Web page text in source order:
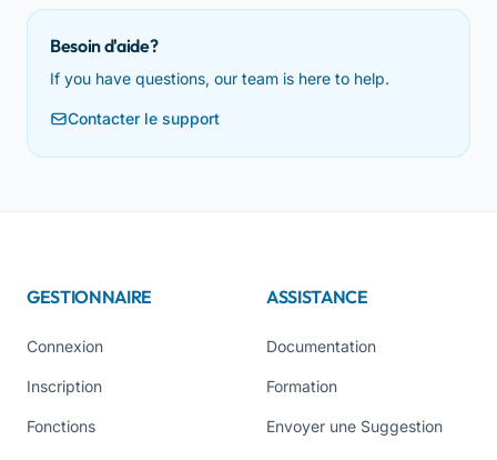
Besoin d'aide?
If you have questions, our team is here to help.
Contacter le support
GESTIONNAIRE
Connexion
Inscription
Fonctions
ASSISTANCE
Documentation
Formation
Envoyer une Suggestion